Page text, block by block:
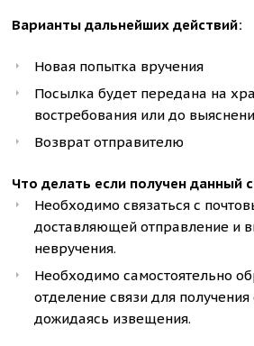
Варианты дальнейших действий:
Новая попытка вручения
Посылка будет передана на
востребования или до
Возврат отправителю
Что делать если получен данный
Необходимо связаться с
доставляющей отправление и
невручения.
Необходимо самостоятельно
отделение связи для
дожидаясь извещения.